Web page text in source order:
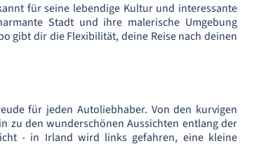
für seine lebendige Kultur und interessante
Stadt und ihre malerische Umgebung
gibt dir die Flexibilität, deine Reise nach deinen
für jeden Autoliebhaber. Von den kurvigen
zu den wunderschönen Aussichten entlang der
- in Irland wird links gefahren, eine kleine